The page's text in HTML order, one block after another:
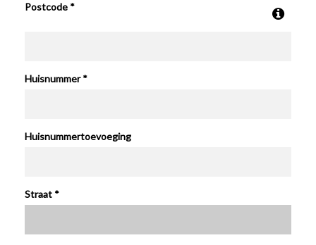
Postcode *
Huisnummer *
Huisnummertoevoeging
Straat *